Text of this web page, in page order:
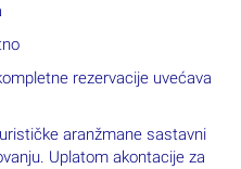
rezervacije uvećava
aranžmane sastavni
Uplatom akontacije za